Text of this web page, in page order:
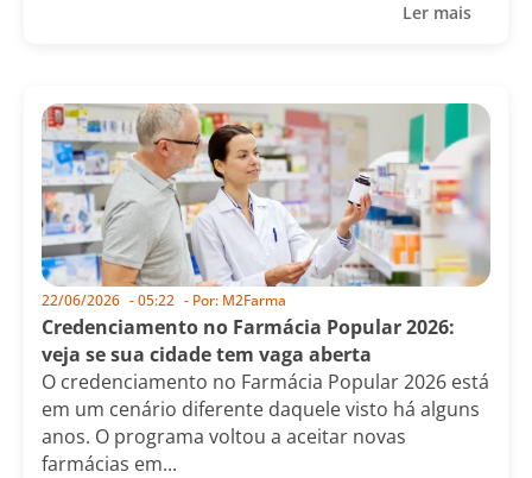
Ler mais
22/06/2026 -05:22 - Por: M2Farma
Credenciamento no Farmácia Popular 2026:
veja se sua cidade tem vaga aberta
O credenciamento no Farmácia Popular 2026 está
em um cenário diferente daquele visto há alguns
anos. O programa voltou a aceitar novas
farmácias em...